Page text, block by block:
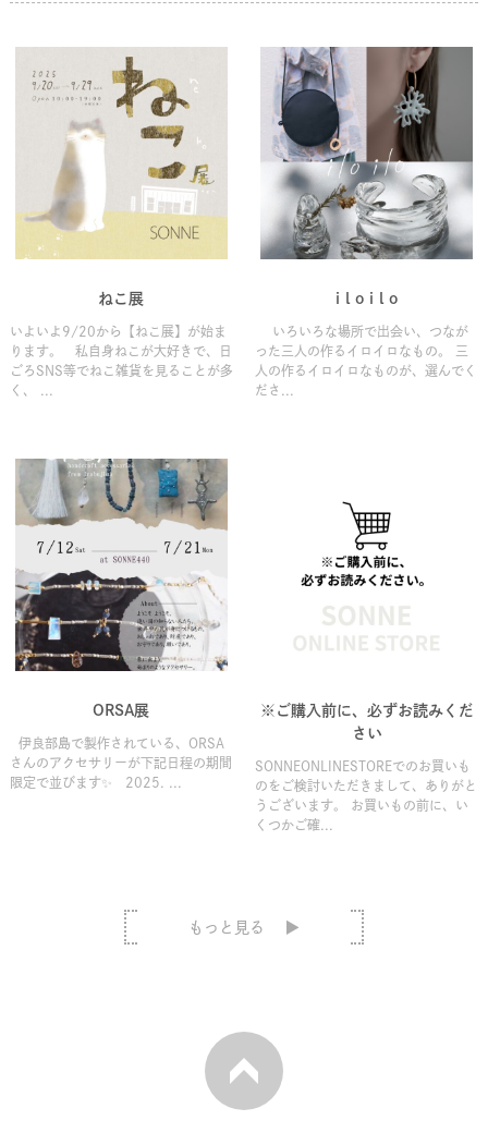
ねこ展
いよいよ9/20から【ねこ展】が始ま
ります。 私自身ねこが大好きで、日
ごろSNS等でねこ雑貨を見ることが多
く、 ...
i l o i l o
いろいろな場所で出会い、つなが
った三人の作るイロイロなもの。 三
人の作るイロイロなものが、選んでく
ださ...
ORSA展
伊良部島で製作されている、ORSA
さんのアクセサリーが下記日程の期間
限定で並びます✨ 2025. ...
※ご購入前に、必ずお読みくだ
さい
SONNEONLINESTOREでのお買いも
のをご検討いただきまして、ありがと
うございます。 お買いもの前に、い
くつかご確...
もっと見る